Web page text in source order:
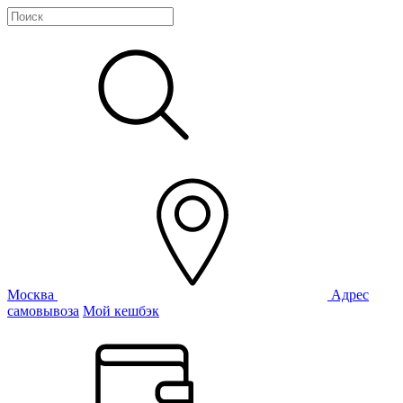
Москва
Адрес
самовывоза Мой кешбэк